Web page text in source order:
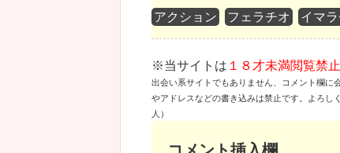
アクション フェラチオ イマ
※当サイトは １８才未満閲覧禁止
出会い系サイトでもありません、コメント欄に
やアドレスなどの書き込みは禁止です。よろ
人）